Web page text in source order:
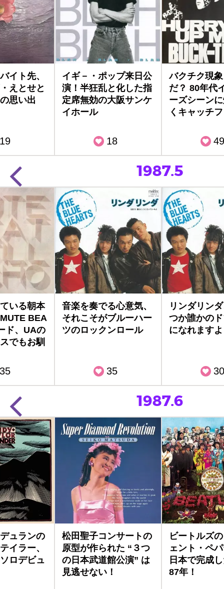
イト先、
えとせと
思い出
19
イギ－・ポップ来日公
演！半狂乱と化した指
定席無効の大阪サンケ
イホール
18
バクチク現
だ？ 80年代
ーズシーン
くキャッチ
49
1987.5
いる朝本
BEA
ド、UAの
でもお馴
35
音楽を奏でる心意気、
それこそがブルーハー
ツのロックンロール
35
リンダリン
つか誰かの
になれます
30
1987.6
ュランの
イラー、
ロデビュ
松田聖子コンサートの
原型が作られた “３つ
の日本武道館公演” は
見逃せない！
ビートルズ
ェント・ペ
日本で完成
87年！